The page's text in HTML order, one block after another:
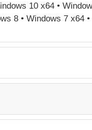
10 x64 •
8 • Windows 7 x64